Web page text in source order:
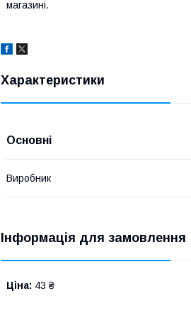
магазині.
Характеристики
Основні
Виробник
Інформація для замовлення
Ціна: 43 ₴